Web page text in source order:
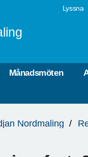
Lyssna
Månadsmöten
Nordmaling